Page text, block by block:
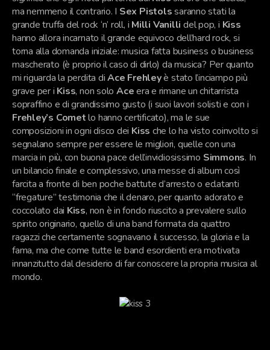
ma nemmeno il contrario. I Sex Pistolssaranno stati la
grande truffa del rock ‘n’ roll, i Milli Vanilli del pop, i Kiss
hanno allora incarnato il grande equivoco dell’hard rock, si
torna alla domanda iniziale: musica fatta business o business
mascherato (è proprio il caso di dirlo) da musica? Per quanto
mi riguarda la perdita diAce Frehleyè stato l’inciampo più
grave per i Kiss, non solo Aceera e rimane un chitarrista
sopraffino e di grandissimo gusto (i suoi lavori solisti e con i
Frehley’s Cometlo hanno certificato), ma le sue
composizioni in ogni disco dei Kiss che lo ha visto coinvolto si
segnalano sempre per essere le migliori, quelle con una
marcia in più, con buona pace dell’invidiosissimo Simmons. In
un bilancio finale e complessivo, una messe di album così
farcita a fronte di ben poche battute d’arresto o eclatanti
“fregature” testimonia che il denaro, per quanto adorato e
coccolato dai Kiss, non è in fondo riuscito a prevalere sullo
spirito originario, quello di una band formata da quattro
ragazzi che certamente sognavano il successo, la gloria e la
fama, ma che come tutte le band esordienti era motivata
innanzitutto dal desiderio di far conoscere la propria musica al
mondo.